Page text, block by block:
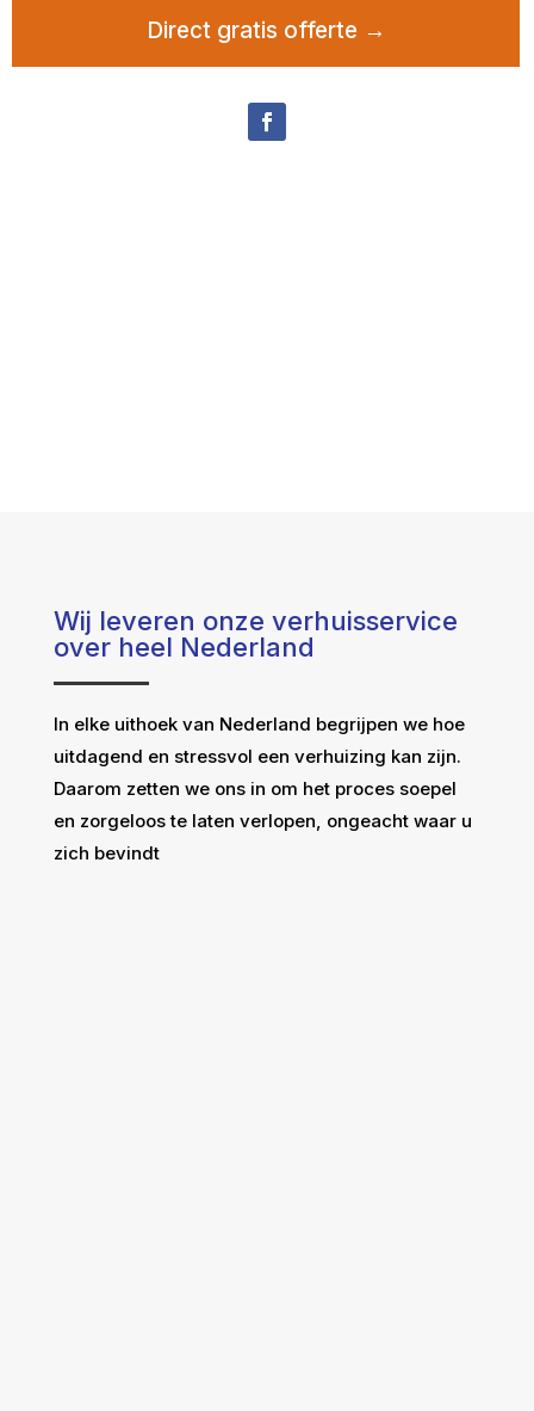
Direct gratis offerte →
Wij leveren onze verhuisservice
over heel Nederland
In elke uithoek van Nederland begrijpen we hoe
uitdagend en stressvol een verhuizing kan zijn.
Daarom zetten we ons in om het proces soepel
en zorgeloos te laten verlopen, ongeacht waar u
zich bevindt